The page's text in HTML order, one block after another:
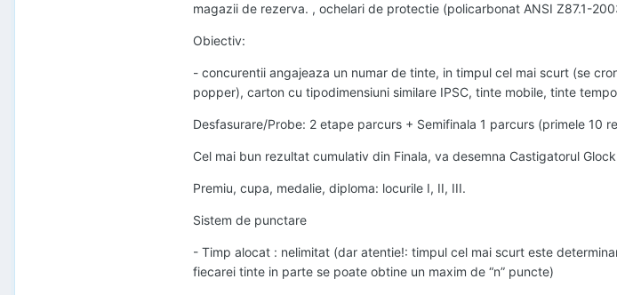
magazii de rezerva. , ochelari de protectie (policarbonat ANSI Z87.1-
Obiectiv:
- concurentii angajeaza un numar de tinte, in timpul cel mai scurt (se
popper), carton cu tipodimensiuni similare IPSC, tinte mobile, tinte
Desfasurare/Probe: 2 etape parcurs + Semifinala 1 parcurs (primele 10
Cel mai bun rezultat cumulativ din Finala, va desemna Castigatorul
Premiu, cupa, medalie, diploma: locurile I, II, III.
Sistem de punctare
- Timp alocat : nelimitat (dar atentie!: timpul cel mai scurt este
fiecarei tinte in parte se poate obtine un maxim de “n” puncte)